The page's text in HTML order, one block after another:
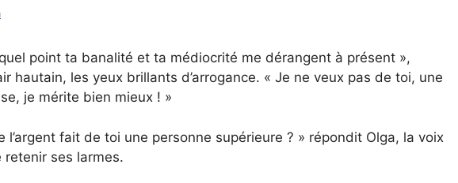
quel point ta banalité et ta médiocrité me dérangent à présent »,
hautain, les yeux brillants d’arrogance. « Je ne veux pas de toi, une
je mérite bien mieux ! »
l’argent fait de toi une personne supérieure ? » répondit Olga, la voix
ses larmes.